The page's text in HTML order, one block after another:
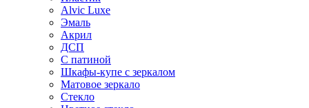
Alvic Luxe
Эмаль
Акрил
ДСП
С патиной
Шкафы-купе с зеркалом
Матовое зеркало
Стекло